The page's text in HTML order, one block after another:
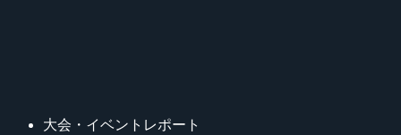
大会・イベントレポート